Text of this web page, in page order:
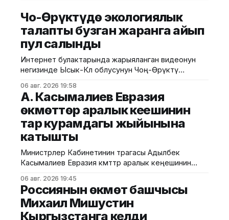
Чоң-Өрүктүдө экологиялык
талапты бузган жаранга айып
пул салынды
Интернет булактарында жарыяланган видеонун
негизинде Ысык-Көл облусунун Чоң-Өрүктү
жерге төгүү фактысы аныкталды. Бул тууралуу
Жаратылыш ресурстары, экология жана
техникалык көзөмөл министрлигинен билдиришти.
Маалыматка ылайык, Экологиялык жана
техникалык көзөмөл кызматынын Ысык-Көл
регионалдык башкармалыгынын тескөөчүлөрү
жүргүзгөн текшерүүдө экологиялык талаптарды
бузган жаран аныкталган. Жыйынтыгында "Укук
06 авг. 2026 19:58
А. Касымалиев Евразия
өкмөттөр аралык кеңешинин
тар курамдагы жыйынына
катышты
Министрлер Кабинетинин төрагасы Адылбек
Касымалиев Евразия өкмөттөр аралык кеңешинин
тууралуу Өкмөттүн басма сөз кызматынан
билдиришти. Жыйындын алдында ЕАЭБге мүчө
мамлекеттердин өкмөт башчыларын расмий тосуп
алуу аземи жана биргелешкен сүрөткө түшүү иш-
06 авг. 2026 19:45
Россиянын өкмөт башчысы
Михаил Мишустин
Кыргызстанга келди